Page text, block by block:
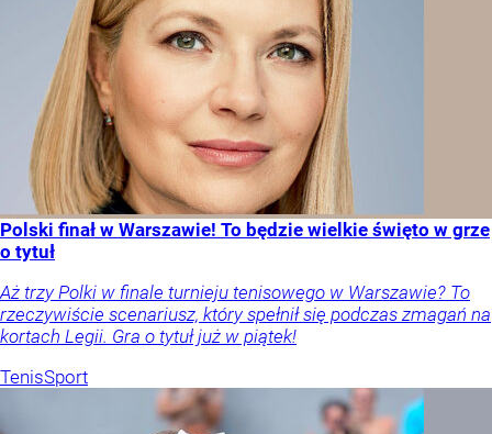
Polski finał w Warszawie! To będzie wielkie święto w grze
o tytuł
Aż trzy Polki w finale turnieju tenisowego w Warszawie? To
rzeczywiście scenariusz, który spełnił się podczas zmagań na
kortach Legii. Gra o tytuł już w piątek!
TenisSport